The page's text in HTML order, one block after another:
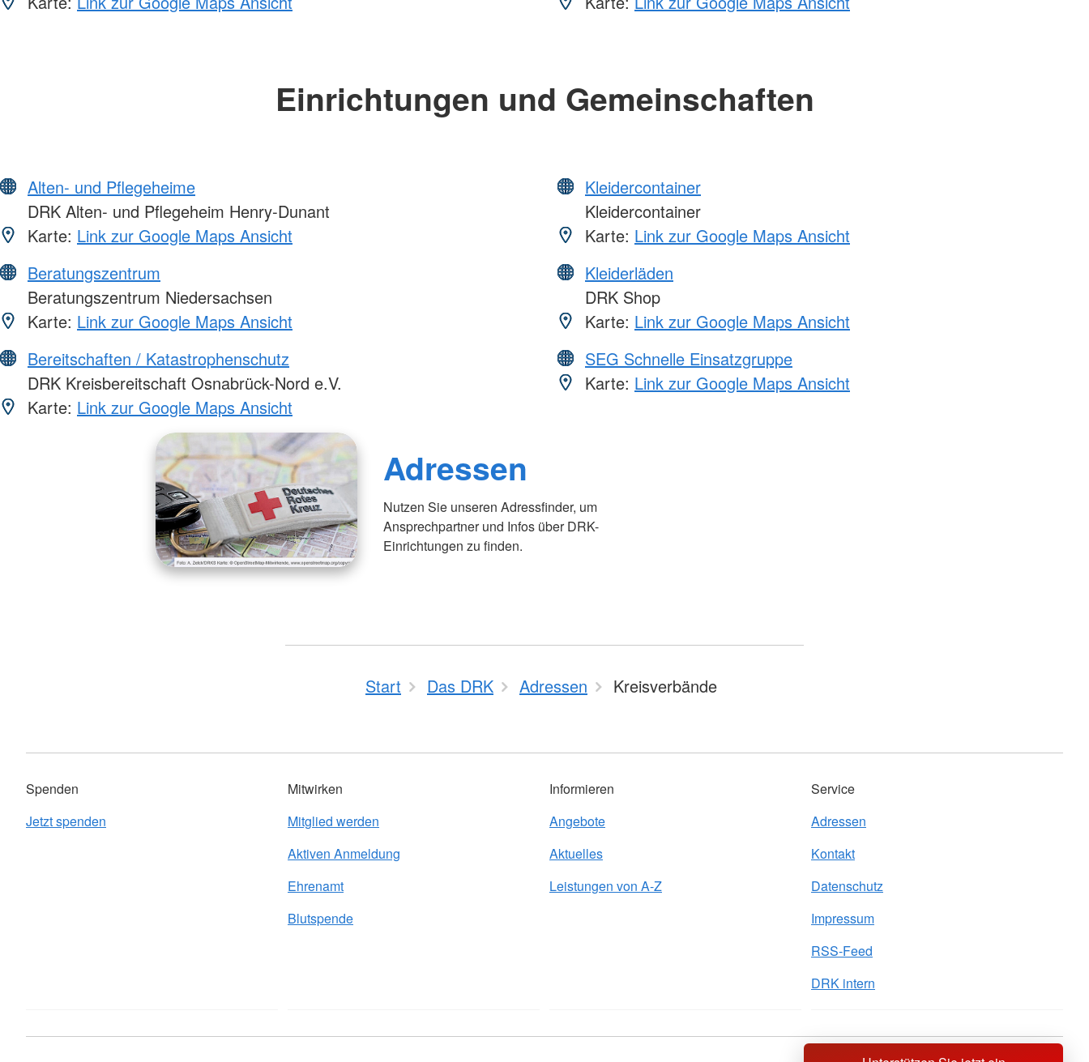
Einrichtungen und Gemeinschaften
Alten- und Pflegeheime
DRK Alten- und Pflegeheim Henry-Dunant
Karte: Link zur Google Maps Ansicht
Beratungszentrum
Beratungszentrum Niedersachsen
Karte: Link zur Google Maps Ansicht
Bereitschaften / Katastrophenschutz
DRK Kreisbereitschaft Osnabrück-Nord e.V.
Karte: Link zur Google Maps Ansicht
Kleidercontainer
Kleidercontainer
Karte: Link zur Google Maps Ansicht
Kleiderläden
DRK Shop
Karte: Link zur Google Maps Ansicht
SEG Schnelle Einsatzgruppe
Karte: Link zur Google Maps Ansicht
Adressen
Nutzen Sie unseren Adressfinder, um
Ansprechpartner und Infos über DRK-
Einrichtungen zu finden.
Start Das DRK Adressen Kreisverbände
Spenden
Jetzt spenden
Mitwirken
Mitglied werden
Aktiven Anmeldung
Ehrenamt
Blutspende
Informieren
Angebote
Aktuelles
Leistungen von A-Z
Service
Adressen
Kontakt
Datenschutz
Impressum
RSS-Feed
DRK intern